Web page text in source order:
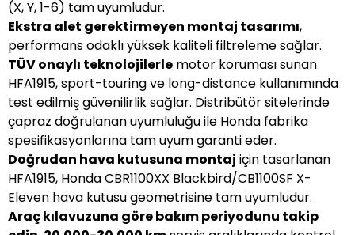
(X, Y, 1-6) tam uyumludur.
Ekstra alet gerektirmeyen montaj tasarımı,
performans odaklı yüksek kaliteli filtreleme sağlar.
TÜV onaylı teknolojilerle motor koruması sunan
HFA1915, sport-touring ve long-distance kullanımında
test edilmiş güvenilirlik sağlar. Distribütör sitelerinde
çapraz doğrulanan uyumluluğu ile Honda fabrika
spesifikasyonlarına tam uyum garanti eder.
Doğrudan hava kutusuna montaj için tasarlanan
HFA1915, Honda CBR1100XX Blackbird/CB1100SF X-
Eleven hava kutusu geometrisine tam uyumludur.
Araç kılavuzuna göre bakım periyodunu takip